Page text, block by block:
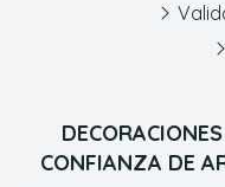
CONFIANZA DE